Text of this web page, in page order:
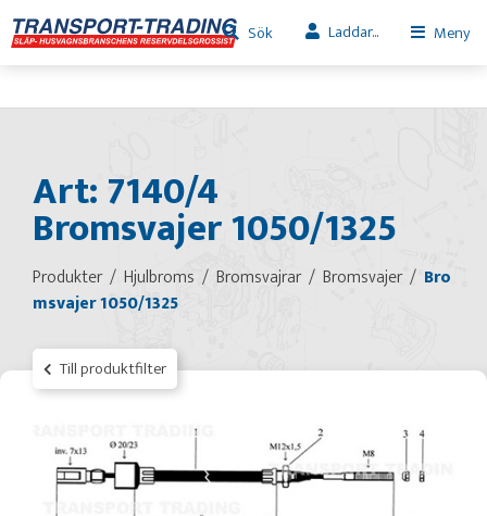
Sök Laddar... Meny
Art: 7140/4
Bromsvajer 1050/1325
Produkter Hjulbroms Bromsvajrar Bromsvajer
Bro
msvajer 1050/1325
Till produktfilter